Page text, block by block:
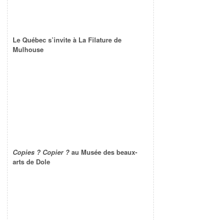
Le Québec s’invite à La Filature de
Mulhouse
Copies ? Copier ? au Musée des beaux-
arts de Dole